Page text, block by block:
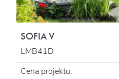
SOFIA V
LMB41D
Cena projektu: